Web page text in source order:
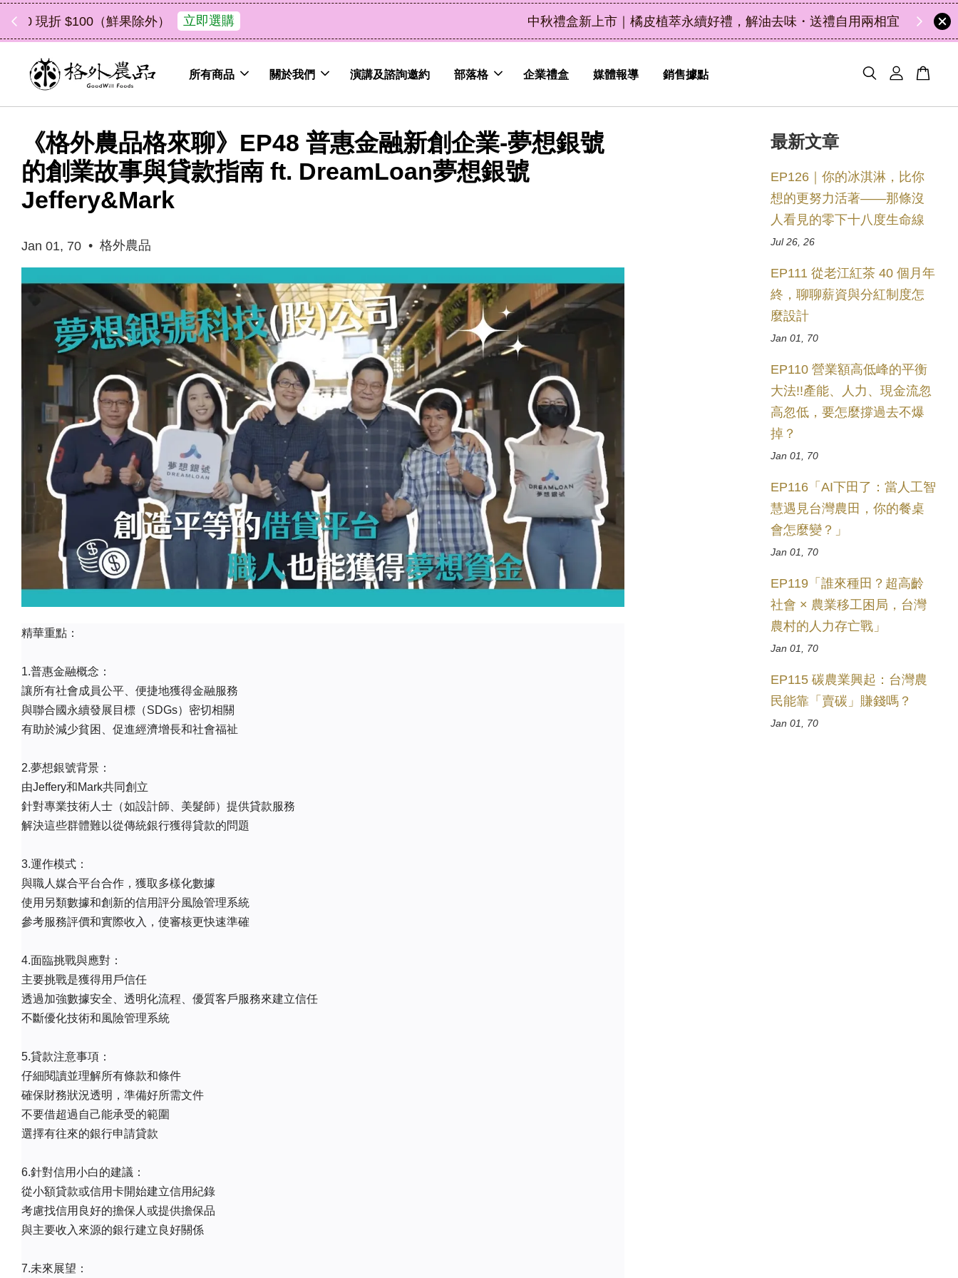
中秋禮盒新上市｜橘皮植萃永續好禮，解油去味・送禮自用兩相宜 了解詳情 48
天
5
小時
32
分鐘
27
秒
所有商品 關於我們 演講及諮詢邀約 部落格 企業禮盒 媒體報導 銷售據點
《格外農品格來聊》EP48 普惠金融新創企業-夢想銀號
的創業故事與貸款指南 ft. DreamLoan夢想銀號
Jeffery&Mark
Jan 01, 70 • 格外農品
精華重點：
1.普惠金融概念：
讓所有社會成員公平、便捷地獲得金融服務
與聯合國永續發展目標（SDGs）密切相關
有助於減少貧困、促進經濟增長和社會福祉
2.夢想銀號背景：
由Jeffery和Mark共同創立
針對專業技術人士（如設計師、美髮師）提供貸款服務
解決這些群體難以從傳統銀行獲得貸款的問題
3.運作模式：
與職人媒合平台合作，獲取多樣化數據
使用另類數據和創新的信用評分風險管理系統
參考服務評價和實際收入，使審核更快速準確
4.面臨挑戰與應對：
主要挑戰是獲得用戶信任
透過加強數據安全、透明化流程、優質客戶服務來建立信任
不斷優化技術和風險管理系統
5.貸款注意事項：
仔細閱讀並理解所有條款和條件
確保財務狀況透明，準備好所需文件
不要借超過自己能承受的範圍
選擇有往來的銀行申請貸款
6.針對信用小白的建議：
從小額貸款或信用卡開始建立信用紀錄
考慮找信用良好的擔保人或提供擔保品
與主要收入來源的銀行建立良好關係
7.未來展望：
最新文章
EP126｜你的冰淇淋，比你
想的更努力活著——那條沒
人看見的零下十八度生命線
Jul 26, 26
EP111 從老江紅茶 40 個月年
終，聊聊薪資與分紅制度怎
麼設計
Jan 01, 70
EP110 營業額高低峰的平衡
大法!!產能、人力、現金流忽
高忽低，要怎麼撐過去不爆
掉？
Jan 01, 70
EP116「AI下田了：當人工智
慧遇見台灣農田，你的餐桌
會怎麼變？」
Jan 01, 70
EP119「誰來種田？超高齡
社會 × 農業移工困局，台灣
農村的人力存亡戰」
Jan 01, 70
EP115 碳農業興起：台灣農
民能靠「賣碳」賺錢嗎？
Jan 01, 70